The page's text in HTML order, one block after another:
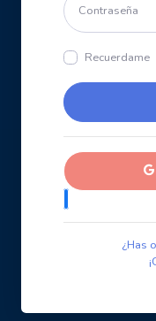
Recuerdame
¿Has